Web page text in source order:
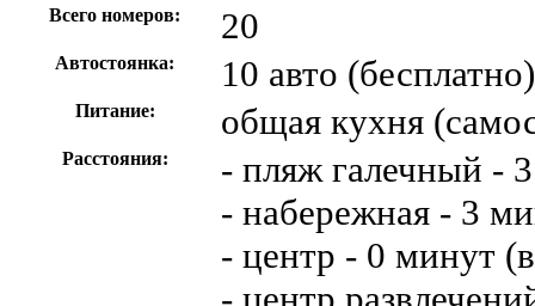
Всего номеров: 20
Автостоянка: 10 авто (бесплатно)
Питание: общая кухня
Расстояния:
- пляж галечный -
- набережная - 3
- центр - 0 минут